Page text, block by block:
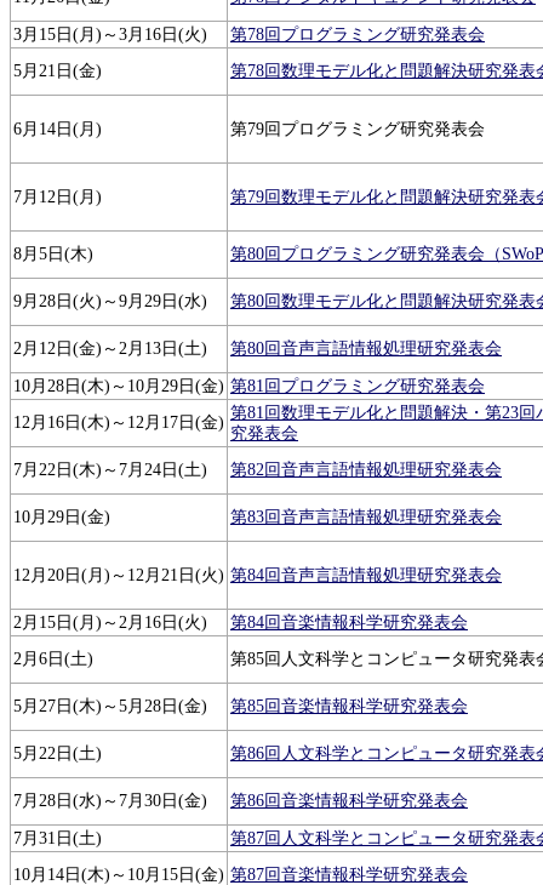
3月15日(月)～3月16日(火)
第78回プログラミング研究発表会
5月21日(金)
第78回数理モデル化と問題解決研究発表
6月14日(月) 第79回プログラミング研究発表会
7月12日(月) 第79回数理モデル化と問題解決研究発表
8月5日(木) 第80回プログラミング研究発表会（
9月28日(火)～9月29日(水) 第80回数理モデル化と問題解決研究発表
2月12日(金)～2月13日(土) 第80回音声言語情報処理研究発表会
10月28日(木)～10月29日(金) 第81回プログラミング研究発表会
12月16日(木)～12月17日(金)
第81回数理モデル化と問題解決・第23
究発表会
7月22日(木)～7月24日(土)
第82回音声言語情報処理研究発表会
10月29日(金) 第83回音声言語情報処理研究発表会
12月20日(月)～12月21日(火) 第84回音声言語情報処理研究発表会
2月15日(月)～2月16日(火)
第84回音楽情報科学研究発表会
2月6日(土)
第85回人文科学とコンピュータ研究発表
5月27日(木)～5月28日(金) 第85回音楽情報科学研究発表会
5月22日(土) 第86回人文科学とコンピュータ研究発表
7月28日(水)～7月30日(金) 第86回音楽情報科学研究発表会
7月31日(土)
第87回人文科学とコンピュータ研究発表
10月14日(木)～10月15日(金) 第87回音楽情報科学研究発表会